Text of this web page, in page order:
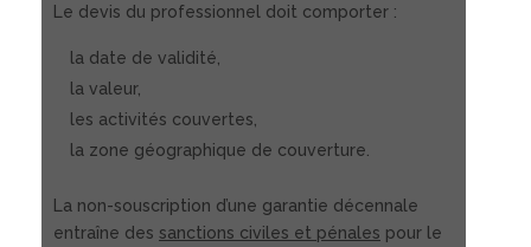
Le devis du professionnel doit comporter :
la date de validité,
la valeur,
les activités couvertes,
la zone géographique de couverture.
La non-souscription d’une garantie décennale
entraîne des sanctions civiles et pénales pour le